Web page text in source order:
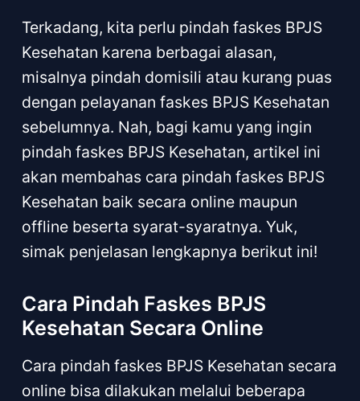
Terkadang, kita perlu pindah faskes BPJS
Kesehatan karena berbagai alasan,
misalnya pindah domisili atau kurang puas
dengan pelayanan faskes BPJS Kesehatan
sebelumnya. Nah, bagi kamu yang ingin
pindah faskes BPJS Kesehatan, artikel ini
akan membahas cara pindah faskes BPJS
Kesehatan baik secara online maupun
offline beserta syarat-syaratnya. Yuk,
simak penjelasan lengkapnya berikut ini!
Cara Pindah Faskes BPJS
Kesehatan Secara Online
Cara pindah faskes BPJS Kesehatan secara
online bisa dilakukan melalui beberapa